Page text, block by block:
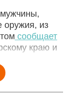
оружия, из
сообщает
краю и